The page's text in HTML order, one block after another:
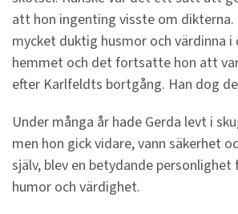
att hon ingenting visste om dikterna.
mycket duktig husmor och värdinna
hemmet och det fortsatte hon att
efter Karlfeldts bortgång. Han dog
Under många år hade Gerda levt i
men hon gick vidare, vann säkerhet
själv, blev en betydande
humor och värdighet.